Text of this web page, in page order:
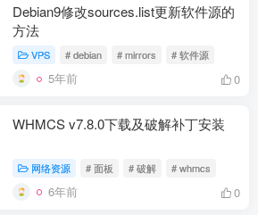
Debian9修改sources.list更新软件源的
方法
VPS # debian # mirrors # 软件源
5年前 0
WHMCS v7.8.0下载及破解补丁安装
网络资源 # 面板 # 破解 # whmcs
6年前 0